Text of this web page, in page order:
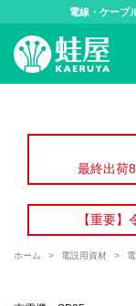
電線・ケーブ
最終出荷
【重要
ホーム > 電設用資材 >